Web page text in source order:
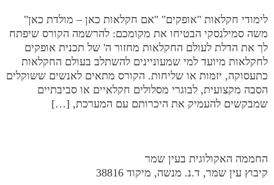
לימודי חקלאות "אופקים" "אם חקלאות כאן – מולדת כאן"
משה סמילנסקי הבטיחו את מקומכם: להרשמה הקורס שיפתח
לך את הדלת לעולם החקלאות מחזור ה' של תכנית אופקים
לחקלאות מיועד למי שמעוניינים להשתלב בעולם החקלאות
כתעסוקה, יזמות או שליחות. הקורס מתאים לאנשים ששוקלים
הסבה מקצועית, לבוגרי מסלולים חקלאיים או סביבתיים
שמבקשים להעמיק את היכרותם עם המערכת, […]
החממה האקולוגית בעין שמר
קיבוץ עין שמר, ד.נ. מנשה, מיקוד 38816